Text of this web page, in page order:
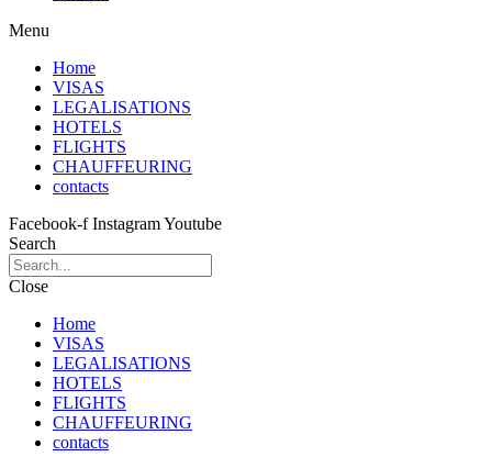
Menu
Home
VISAS
LEGALISATIONS
HOTELS
FLIGHTS
CHAUFFEURING
contacts
Facebook-f InstagramYoutube
Search
Close
Home
VISAS
LEGALISATIONS
HOTELS
FLIGHTS
CHAUFFEURING
contacts